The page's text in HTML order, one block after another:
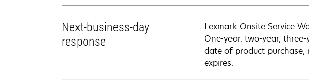
Next-business-day
response
Lexmark Onsite Service
One-year, two-year,
date of product purchase,
expires.